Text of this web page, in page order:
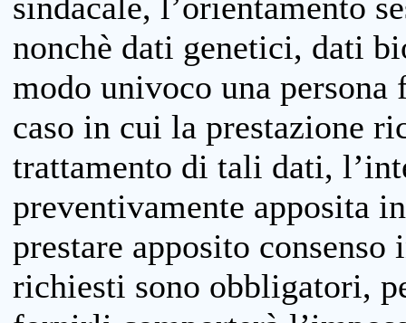
nonchè dati genetici, dati
modo univoco una
caso in cui la prestazione
trattamento di tali dati,
preventivamente apposita
prestare apposito
richiesti sono obbligatori,